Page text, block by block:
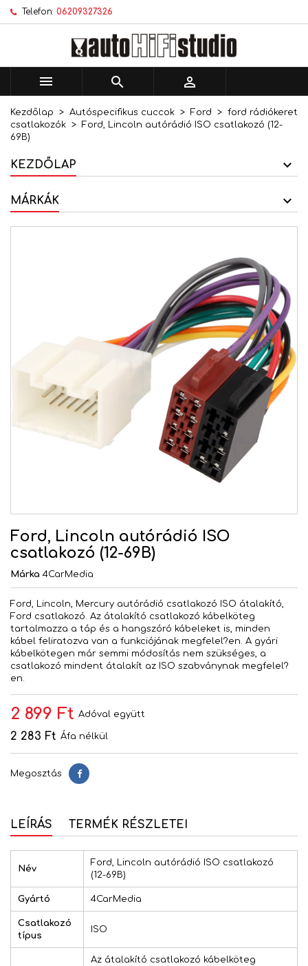
Telefon: 06209327326
  
Kezdőlap Autóspecifikus cuccok Ford
ford rádiókeret
csatlakozók
Ford, Lincoln autórádió ISO csatlakozó (12-
69B)
KEZDŐLAP
MÁRKÁK
Ford, Lincoln autórádió ISO
csatlakozó (12-69B)
Márka 4CarMedia
Ford, Lincoln, Mercury autórádió csatlakozó ISO átalakító,
Ford csatlakozó. Az átalakító csatlakozó kábelköteg
tartalmazza a táp és a hangszóró kábeleket is, minden
kábel feliratozva van a funkciójának megfelel?en. A gyári
kábelkötegen már semmi módosítás nem szükséges, a
csatlakozó mindent átalakít az ISO szabványnak megfelel?
en.
2 899 Ft Adóval együtt
2 283 Ft Áfa nélkül
Megosztás Megosztás
LEÍRÁS TERMÉK RÉSZLETEI
Név
Ford, Lincoln autórádió ISO csatlakozó
(12-69B)
Gyártó 4CarMedia
Csatlakozó
típus
ISO
Az átalakító csatlakozó kábelköteg
Kívánságlistáim ×
Új lista létrehozása
Kívánságlista létrehozása ×
Kívánságlista neve
Bejelentkezés ×
történő mentéséhez.
Mégsem Bejelentkezés